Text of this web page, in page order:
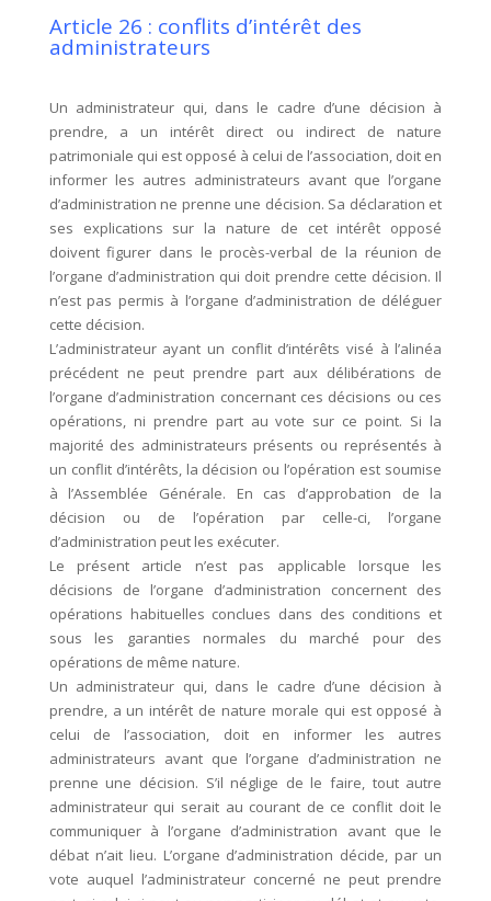
Article 26 : conflits d’intérêt des
administrateurs
Un administrateur qui, dans le cadre d’une décision à
prendre, a un intérêt direct ou indirect de nature
patrimoniale qui est opposé à celui de l’association, doit en
informer les autres administrateurs avant que l’organe
d’administration ne prenne une décision. Sa déclaration et
ses explications sur la nature de cet intérêt opposé
doivent figurer dans le procès-verbal de la réunion de
l’organe d’administration qui doit prendre cette décision. Il
n’est pas permis à l’organe d’administration de déléguer
cette décision.
L’administrateur ayant un conflit d’intérêts visé à l’alinéa
précédent ne peut prendre part aux délibérations de
l’organe d’administration concernant ces décisions ou ces
opérations, ni prendre part au vote sur ce point. Si la
majorité des administrateurs présents ou représentés à
un conflit d’intérêts, la décision ou l’opération est soumise
à l’Assemblée Générale. En cas d’approbation de la
décision ou de l’opération par celle-ci, l’organe
d’administration peut les exécuter.
Le présent article n’est pas applicable lorsque les
décisions de l’organe d’administration concernent des
opérations habituelles conclues dans des conditions et
sous les garanties normales du marché pour des
opérations de même nature.
Un administrateur qui, dans le cadre d’une décision à
prendre, a un intérêt de nature morale qui est opposé à
celui de l’association, doit en informer les autres
administrateurs avant que l’organe d’administration ne
prenne une décision. S’il néglige de le faire, tout autre
administrateur qui serait au courant de ce conflit doit le
communiquer à l’organe d’administration avant que le
débat n’ait lieu. L’organe d’administration décide, par un
vote auquel l’administrateur concerné ne peut prendre